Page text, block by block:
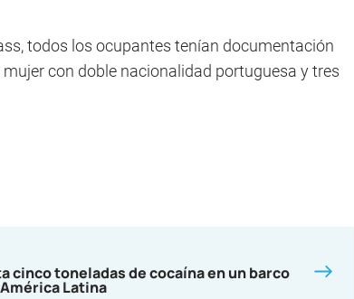
todos los ocupantes tenían documentación
con doble nacionalidad portuguesa y tres
cinco toneladas de cocaína en un barco
Latina